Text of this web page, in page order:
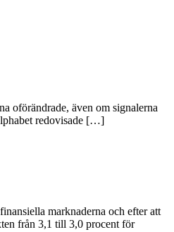
oförändrade, även om signalerna
redovisade […]
marknaderna och efter att
från 3,1 till 3,0 procent för